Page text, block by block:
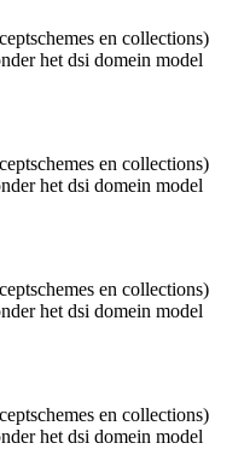
en collections)
het dsi domein model
en collections)
het dsi domein model
en collections)
het dsi domein model
en collections)
het dsi domein model